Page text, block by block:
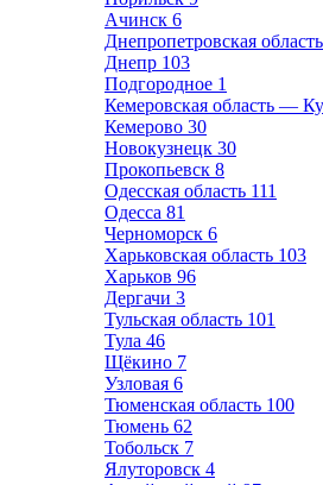
Ачинск 6
Днепропетровская область
Днепр 103
Подгородное 1
Кемеровская область —
Кемерово 30
Новокузнецк 30
Прокопьевск 8
Одесская область 111
Одесса 81
Черноморск 6
Харьковская область 103
Харьков 96
Дергачи 3
Тульская область 101
Тула 46
Щёкино 7
Узловая 6
Тюменская область 100
Тюмень 62
Тобольск 7
Ялуторовск 4